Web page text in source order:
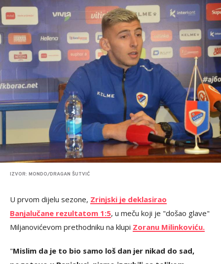
IZVOR: MONDO/DRAGAN ŠUTVIĆ
U prvom dijelu sezone, Zrinjski je deklasirao
Banjalučane rezultatom 1:5, u meču koji je "došao glave"
Miljanovićevom prethodniku na klupi Zoranu Milinkoviću.
"Mislim da je to bio samo loš dan jer nikad do sad,